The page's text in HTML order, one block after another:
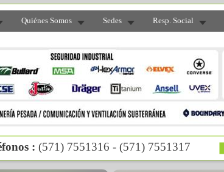
: (571) 7551316 - (571) 7551317
Quiénes Somos Sedes Resp. Social